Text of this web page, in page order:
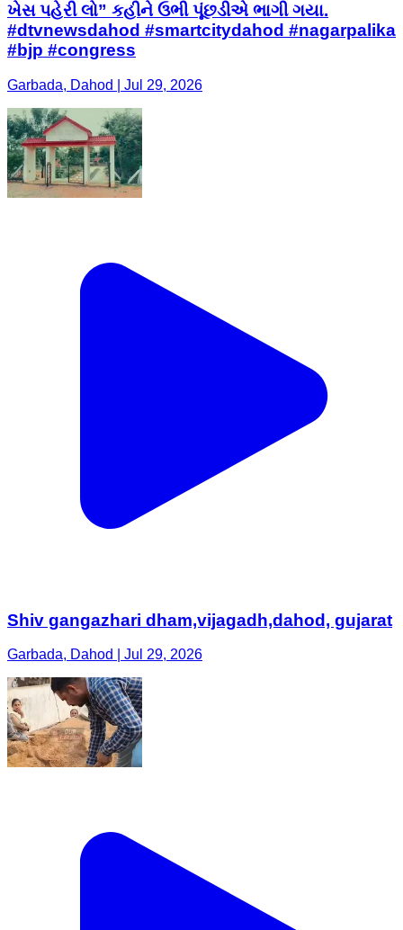
ખેસ પહેરી લો” કહીને ઉભી પૂંછડીએ ભાગી ગયા.
#dtvnewsdahod #smartcitydahod #nagarpalika
#bjp #congress
Garbada, Dahod | Jul 29, 2026
Shiv gangazhari dham,vijagadh,dahod, gujarat
Garbada, Dahod | Jul 29, 2026